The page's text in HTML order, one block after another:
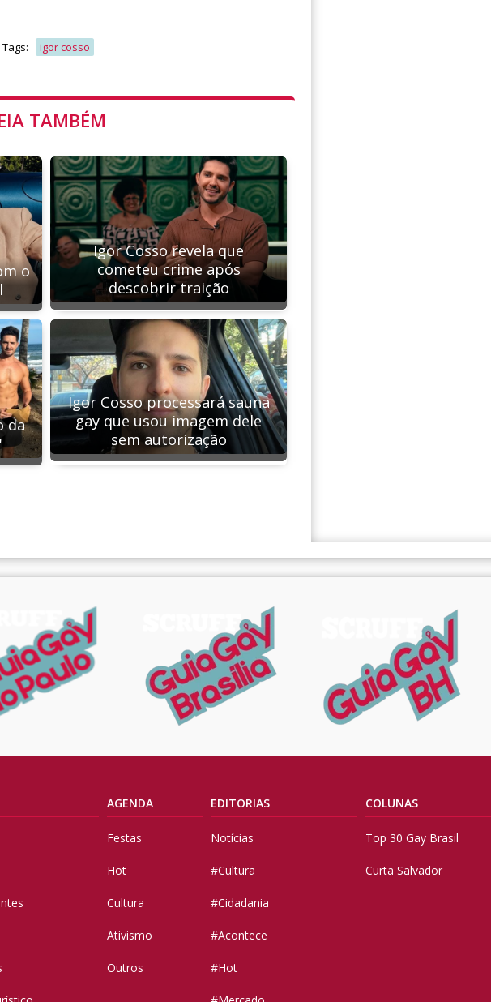
Tags: igor cosso
TAMBÉM
o
Igor Cosso revela que
cometeu crime após
descobrir traição
da
Igor Cosso processará sauna
gay que usou imagem dele
sem autorização
AGENDA
Festas
Hot
Cultura
Ativismo
Outros
EDITORIAS
Notícias
#Cultura
#Cidadania
#Acontece
#Hot
COLUNAS
Top 30 Gay Brasil
Curta Salvador